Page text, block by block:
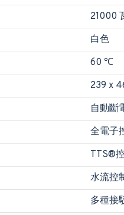
21000
白色
60 ℃
239 x
自動斷
全電子
TTS®
水流控
多種接